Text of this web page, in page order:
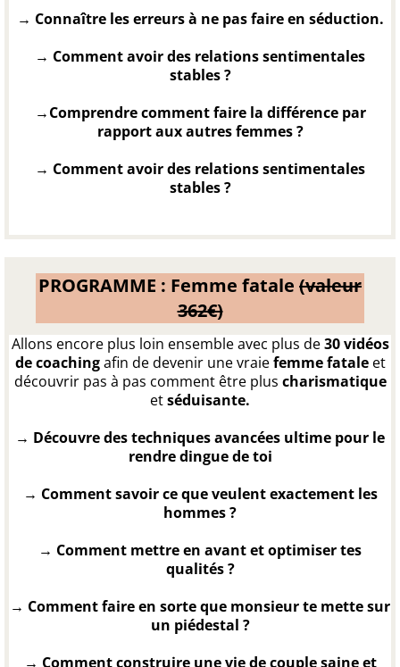
→ ​​​Connaître les erreurs à ne pas faire en séduction.
→ ​Comment avoir des relations sentimentales
stables ?
→Comprendre comment faire la différence par
rapport aux autres femmes ?
→ ​Comment avoir des relations sentimentales
stables ?
PROGRAMME : Femme fatale (valeur
362€)
Allons encore plus loin ensemble avec plus de30 vidéos
de coachingafin de devenir une vraiefemme fataleet
découvrir pas à pas comment être plus charismatique
etséduisante.
→ Découvre des techniques avancées ultime pour le
rendre dingue de toi
→ Comment savoir ce que veulent exactement les
hommes ?
→ Comment mettre en avant et optimiser tes
qualités ?
→ Comment faire en sorte que monsieur te mette sur
un piédestal ?
→ Comment ​construire une vie de couple saine et